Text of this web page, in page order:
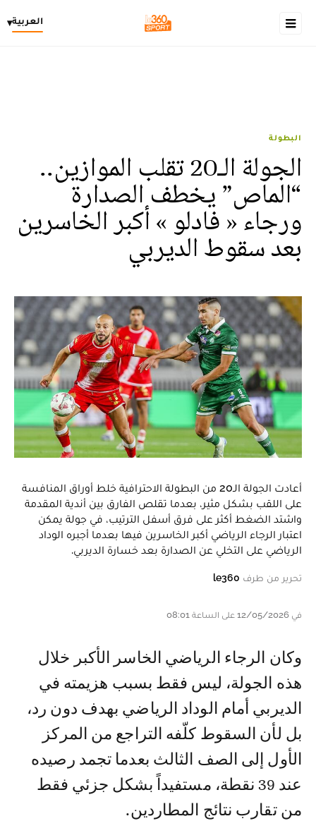
العربية▾
البطولة
الجولة الـ20 تقلب الموازين..
“الماص” يخطف الصدارة
ورجاء « فادلو » أكبر الخاسرين
بعد سقوط الديربي
أعادت الجولة الـ20 من البطولة الاحترافية خلط أوراق المنافسة
على اللقب بشكل مثير، بعدما تقلص الفارق بين أندية المقدمة
واشتد الضغط أكثر على فرق أسفل الترتيب، في جولة يمكن
اعتبار الرجاء الرياضي أكبر الخاسرين فيها بعدما أجبره الوداد
الرياضي على التخلي عن الصدارة بعد خسارة الديربي.
تحرير من طرف le360
في 12/05/2026 على الساعة 08:01
وكان الرجاء الرياضي الخاسر الأكبر خلال
هذه الجولة، ليس فقط بسبب هزيمته في
الديربي أمام الوداد الرياضي بهدف دون رد،
بل لأن السقوط كلّفه التراجع من المركز
الأول إلى الصف الثالث بعدما تجمد رصيده
عند 39 نقطة، مستفيداً بشكل جزئي فقط
من تقارب نتائج المطاردين.